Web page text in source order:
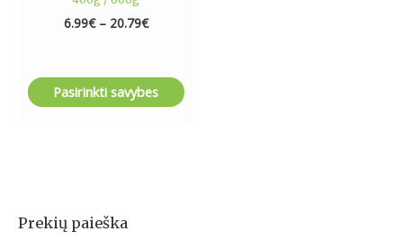
Prekių paieška
I
6.99€ – 20.79€
Pasirinkti savybes